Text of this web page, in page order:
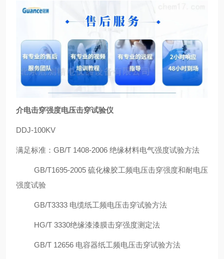
介电击穿强度电压击穿试验仪
DDJ-100KV
满足标准：GB/T 1408-2006 绝缘材料电气强度试验方法
GB/T1695-2005 硫化橡胶工频电压击穿强度和耐电压
强度试验
GB/T3333 电缆纸工频电压击穿试验方法
HG/T 3330绝缘漆漆膜击穿强度测定法
GB/T 12656 电容器纸工频电压击穿试验方法